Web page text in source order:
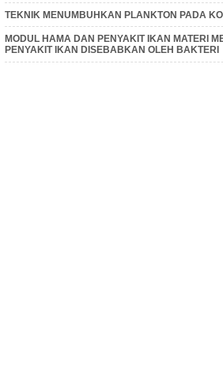
TEKNIK MENUMBUHKAN PLANKTON PADA
MODUL HAMA DAN PENYAKIT IKAN MATERI
PENYAKIT IKAN DISEBABKAN OLEH BAKTERI